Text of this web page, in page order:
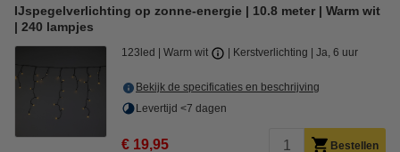
IJspegelverlichting op zonne-energie | 10.8 meter | Warm wit
| 240 lampjes
123led Warm wit Kerstverlichting Ja, 6 uur
Bekijk de specificaties en beschrijving
Levertijd <7 dagen
€ 19,95 Bestellen